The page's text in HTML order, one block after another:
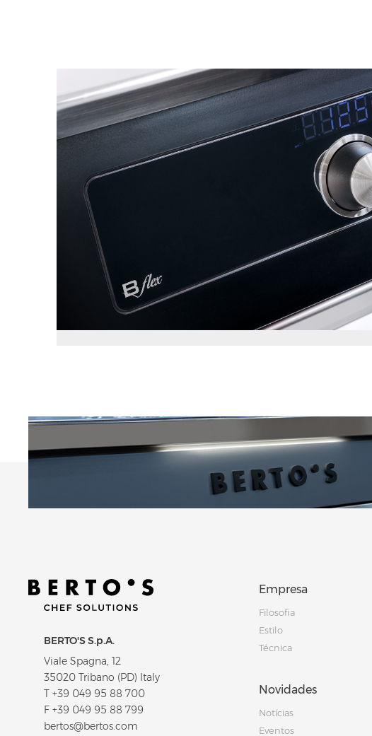
BERTO'S S.p.A.
Viale Spagna, 12
35020 Tribano (PD) Italy
T +39 049 95 88 700
F +39 049 95 88 799
bertos@bertos.com
Empresa
Filosofia
Estilo
Técnica
Novidades
Notícias
Eventos